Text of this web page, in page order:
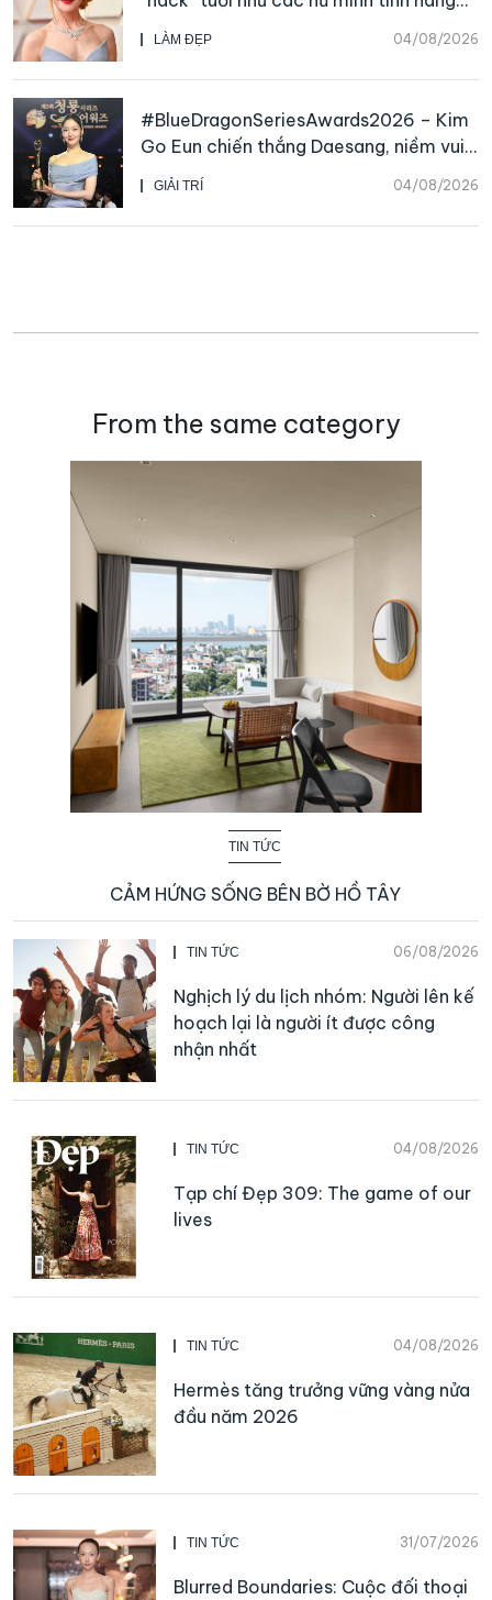
LÀM ĐẸP 04/08/2026
đầu
GIẢI TRÍ 04/08/2026
#BlueDragonSeriesAwards2026 – Kim
Go Eun chiến thắng Daesang, niềm vui
nhân đôi của Park Bo Kyung sau 23
năm
From the same category
TIN TỨC
CẢM HỨNG SỐNG BÊN BỜ HỒ TÂY
TIN TỨC 06/08/2026
Nghịch lý du lịch nhóm: Người lên kế
hoạch lại là người ít được công
nhận nhất
TIN TỨC 04/08/2026
Tạp chí Đẹp 309: The game of our
lives
TIN TỨC 04/08/2026
Hermès tăng trưởng vững vàng nửa
đầu năm 2026
TIN TỨC 31/07/2026
Blurred Boundaries: Cuộc đối thoại